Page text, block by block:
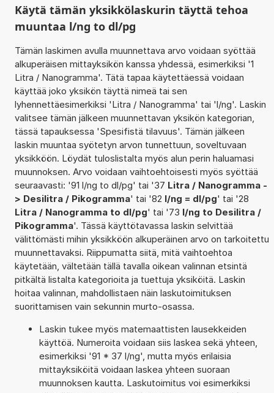
Käytä tämän yksikkölaskurin täyttä tehoa
muuntaa l/ng to dl/pg
Tämän laskimen avulla muunnettava arvo voidaan syöttää
alkuperäisen mittayksikön kanssa yhdessä, esimerkiksi '1
Litra / Nanogramma'. Tätä tapaa käytettäessä voidaan
käyttää joko yksikön täyttä nimeä tai sen
lyhennettäesimerkiksi 'Litra / Nanogramma' tai 'l/ng'. Laskin
valitsee tämän jälkeen muunnettavan yksikön kategorian,
tässä tapauksessa 'Spesifistä tilavuus'. Tämän jälkeen
laskin muuntaa syötetyn arvon tunnettuun, soveltuvaan
yksikköön. Löydät tuloslistalta myös alun perin haluamasi
muunnoksen. Arvo voidaan vaihtoehtoisesti myös syöttää
seuraavasti: '91 l/ng to dl/pg' tai '37 Litra / Nanogramma -
> Desilitra / Pikogramma' tai '82 l/ng = dl/pg' tai '28
Litra / Nanogramma to dl/pg' tai '73 l/ng to Desilitra /
Pikogramma'. Tässä käyttötavassa laskin selvittää
välittömästi mihin yksikköön alkuperäinen arvo on tarkoitettu
muunnettavaksi. Riippumatta siitä, mitä vaihtoehtoa
käytetään, vältetään tällä tavalla oikean valinnan etsintä
pitkältä listalta kategorioita ja tuettuja yksiköitä. Laskin
hoitaa valinnan, mahdollistaen näin laskutoimituksen
suorittamisen vain sekunnin murto-osassa.
Laskin tukee myös matemaattisten lausekkeiden
käyttöä. Numeroita voidaan siis laskea sekä yhteen,
esimerkiksi '91 * 37 l/ng', mutta myös erilaisia
mittayksiköitä voidaan laskea yhteen suoraan
muunnoksen kautta. Laskutoimitus voi esimerkiksi